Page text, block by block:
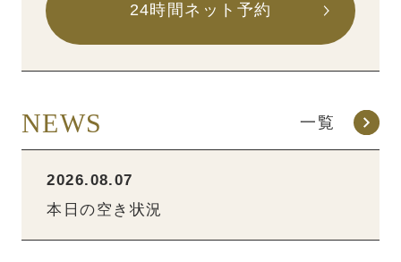
24時間ネット予約
NEWS 一覧
2026.08.07
本日の空き状況